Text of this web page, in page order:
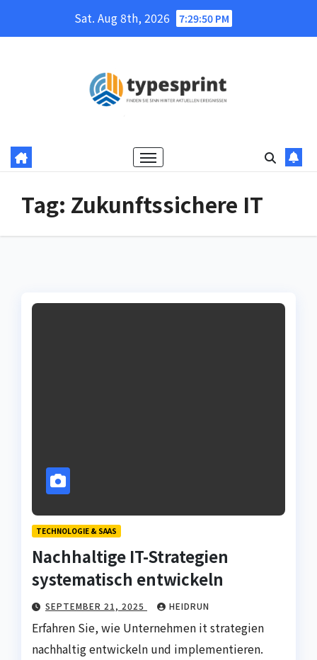
Sat. Aug 8th, 2026 7:29:50 PM
Tag: Zukunftssichere IT
TECHNOLOGIE & SAAS
Nachhaltige IT-Strategien
systematisch entwickeln
SEPTEMBER 21, 2025 HEIDRUN
Erfahren Sie, wie Unternehmen it strategien
nachhaltig entwickeln und implementieren.